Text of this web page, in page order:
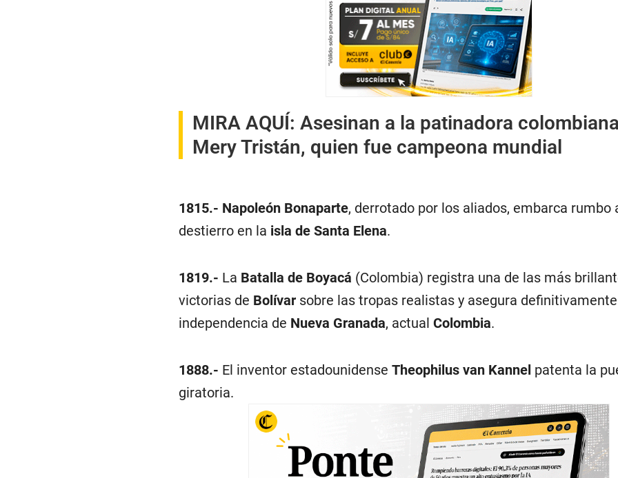
MIRA AQUÍ: Asesinan a la patinadora
Mery Tristán, quien fue campeona mundial
1815.- Napoleón Bonaparte, derrotado por los aliados, embarca rumbo
destierro en la isla de Santa Elena.
1819.- La Batalla de Boyacá (Colombia) registra una de las más
victorias de Bolívarsobre las tropas realistas y asegura
independencia de Nueva Granada, actual Colombia.
1888.- El inventor estadounidense Theophilus van Kannel patenta la
giratoria.